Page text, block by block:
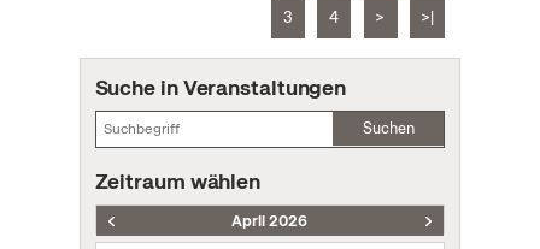
3 4 > >|
Suche in Veranstaltungen
Suchen
Zeitraum wählen
April 2026